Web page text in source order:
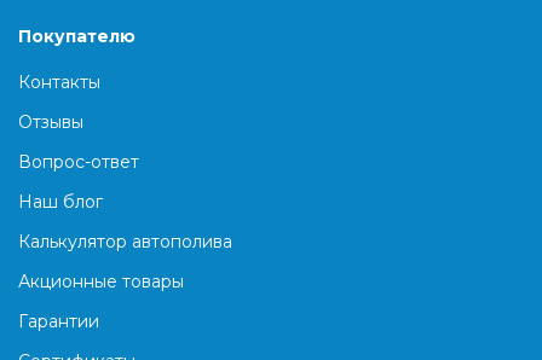
Покупателю
Контакты
Отзывы
Вопрос-ответ
Наш блог
Калькулятор автополива
Акционные товары
Гарантии